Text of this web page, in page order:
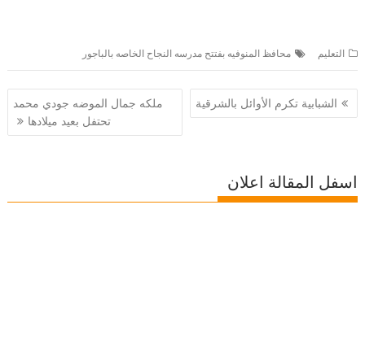
التعليم محافظ المنوفيه بفتتح مدرسه النجاح الخاصه بالباجور
تصفّح
المقالات
الشبابية تكرم الأوائل بالشرقية
ملكه جمال الموضه جودي محمد
تحتفل بعيد ميلادها
اسفل المقالة اعلان